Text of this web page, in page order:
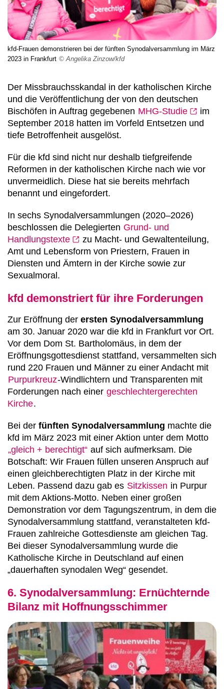
kfd-Frauen demonstrieren bei der fünften Synodalversammlung im März
2023 in Frankfurt © Angelika Zinzow/kfd
Der Missbrauchsskandal in der katholischen Kirche
und die Veröffentlichung der von den deutschen
Bischöfen in Auftrag gegebenen MHG-Studie
im
September 2018 hatten im Vorfeld Entsetzen und
tiefe Betroffenheit ausgelöst.
Für die kfd sind nicht nur deshalb tiefgreifende
Reformen in der katholischen Kirche nach wie vor
unvermeidlich. Diese hat sie bereits mehrfach
benannt und eingefordert.
In sechs Synodalversammlungen (2020–2026)
beschlossen die Delegierten Grund- und
Handlungstexte
zu Macht- und Gewaltenteilung,
Amt und Lebensform von Priestern, Frauen in
Diensten und Ämtern in der Kirche sowie zur
Sexualmoral.
kfd demonstriert für ihre Forderungen
Zur Eröffnung der ersten Synodalversammlung
am 30. Januar 2020 war die kfd in Frankfurt vor Ort.
Vor dem Dom St. Bartholomäus, in dem der
Eröffnungsgottesdienst stattfand, versammelten sich
rund 220 Frauen und Männer zu einer Andacht mit
Purpurkreuz-Windlichtern und Transparenten mit
Forderungen nach einer geschlechtergerechten
Kirche.
Bei der fünften Synodalversammlung machte die
kfd im März 2023 mit einer Aktion unter dem Motto
„gleich + berechtigt“ auf sich aufmerksam. Die
Botschaft: Wir Frauen füllen unseren Anspruch auf
einen gleichberechtigten Platz in der Kirche mit
Leben. Passend dazu gab es Sitzkissen in Purpur
mit dem Aktions-Motto. Neben einer großen
Demonstration vor dem Tagungszentrum, in dem die
Synodalversammlung stattfand, veranstalteten kfd-
Frauen zahlreiche Gottesdienste am gleichen Tag.
Bei dieser Synodalversammlung wurde die
Katholische Kirche in Deutschland auf einen
„dauerhaften synodalen Weg“ gesendet.
6. Synodalversammlung: Ernüchternde
Bilanz mit Hoffnungsschimmer